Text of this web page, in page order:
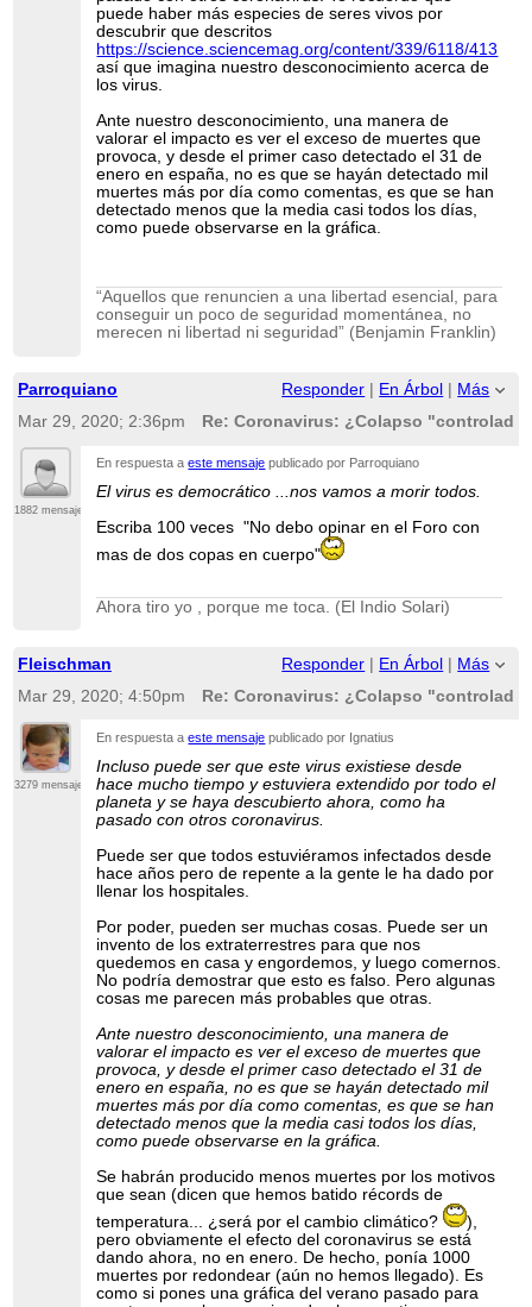
puede haber más especies de seres vivos por
descubrir que descritos
https://science.sciencemag.org/content/339/6118/413
así que imagina nuestro desconocimiento acerca de
los virus.
Ante nuestro desconocimiento, una manera de
valorar el impacto es ver el exceso de muertes que
provoca, y desde el primer caso detectado el 31 de
enero en españa, no es que se hayán detectado mil
muertes más por día como comentas, es que se han
detectado menos que la media casi todos los días,
como puede observarse en la gráfica.
“Aquellos que renuncien a una libertad esencial, para
conseguir un poco de seguridad momentánea, no
merecen ni libertad ni seguridad” (Benjamin Franklin)
Parroquiano Responder En Árbol
Más
Mar 29, 2020; 2:36pm
Re: Coronavirus: ¿Colapso
1882 mensajes
En respuesta aeste mensaje publicado por Parroquiano
El virus es democrático ...nos vamos a morir todos.
Escriba 100 veces "No debo opinar en el Foro con
mas de dos copas en cuerpo"
Ahora tiro yo , porque me toca. (El Indio Solari)
Fleischman Responder En Árbol
Más
Mar 29, 2020; 4:50pm
Re: Coronavirus: ¿Colapso
3279 mensajes
En respuesta aeste mensaje publicado por Ignatius
Incluso puede ser que este virus existiese desde
hace mucho tiempo y estuviera extendido por todo el
planeta y se haya descubierto ahora, como ha
pasado con otros coronavirus.
Puede ser que todos estuviéramos infectados desde
hace años pero de repente a la gente le ha dado por
llenar los hospitales.
Por poder, pueden ser muchas cosas. Puede ser un
invento de los extraterrestres para que nos
quedemos en casa y engordemos, y luego comernos.
No podría demostrar que esto es falso. Pero algunas
cosas me parecen más probables que otras.
Ante nuestro desconocimiento, una manera de
valorar el impacto es ver el exceso de muertes que
provoca, y desde el primer caso detectado el 31 de
enero en españa, no es que se hayán detectado mil
muertes más por día como comentas, es que se han
detectado menos que la media casi todos los días,
como puede observarse en la gráfica.
Se habrán producido menos muertes por los motivos
que sean (dicen que hemos batido récords de
temperatura... ¿será por el cambio climático?
),
pero obviamente el efecto del coronavirus se está
dando ahora, no en enero. De hecho, ponía 1000
muertes por redondear (aún no hemos llegado). Es
como si pones una gráfica del verano pasado para